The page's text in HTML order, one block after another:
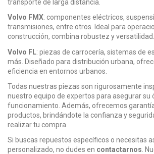
transporte de larga distancia.
Volvo FMX: componentes eléctricos,
transmisiones, entre otros. Ideal para
construcción, combina robustez y versatilidad.
Volvo FL: piezas de carrocería, sistemas de
más. Diseñado para distribución urbana,
eficiencia en entornos urbanos.
Todas nuestras piezas son rigurosamente
nuestro equipo de expertos para asegurar su
funcionamiento. Además, ofrecemos
productos, brindándote la confianza y
realizar tu compra.
Si buscas repuestos específicos o necesitas
personalizado, no dudes en contactarnos .